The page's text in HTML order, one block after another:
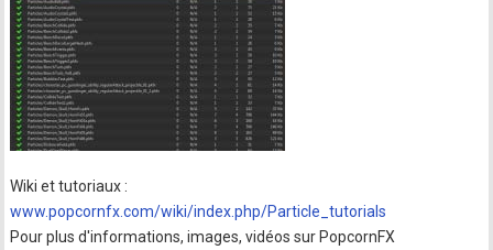
Wiki et tutoriaux :
www.popcornfx.com/wiki/index.php/Particle_tutorials
Pour plus d'informations, images, vidéos sur PopcornFX